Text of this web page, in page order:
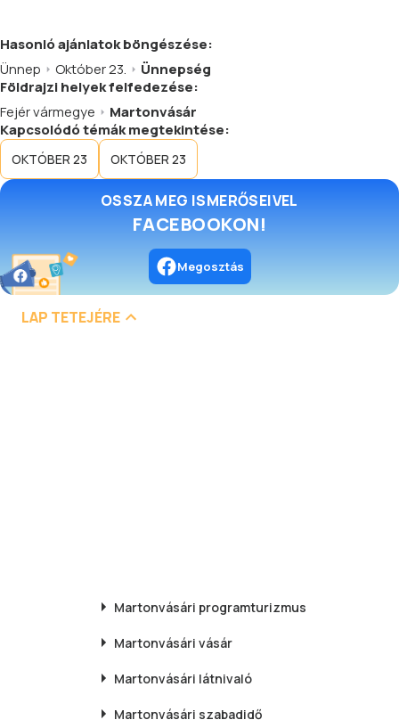
Hasonlóajánlatokböngészése:
Ünnep
Október 23.
Ünnepség
Földrajzi helyek felfedezése:
Fejér vármegye
Martonvásár
Kapcsolódó témák megtekintése:
OKTÓBER 23 OKTÓBER 23
OSSZA MEG ISMERŐSEIVEL
FACEBOOKON!
Megosztás
LAP TETEJÉRE
Martonvásári programturizmus
Martonvásári vásár
Martonvásári látnivaló
Martonvásári szabadidő